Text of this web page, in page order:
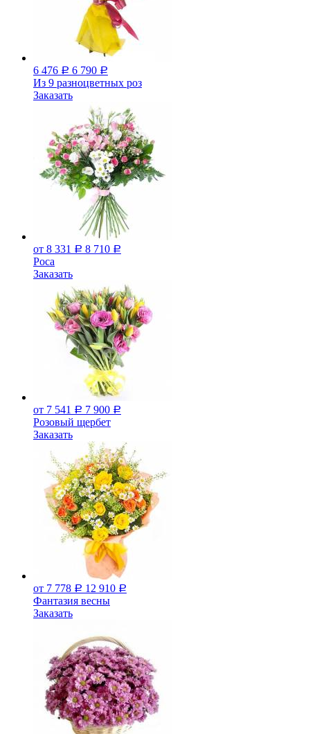
6 476 Р 6 790 Р
Из 9 разноцветных роз
Заказать
от 8 331 Р 8 710 Р
Роса
Заказать
от 7 541 Р 7 900 Р
Розовый щербет
Заказать
от 7 778 Р 12 910 Р
Фантазия весны
Заказать